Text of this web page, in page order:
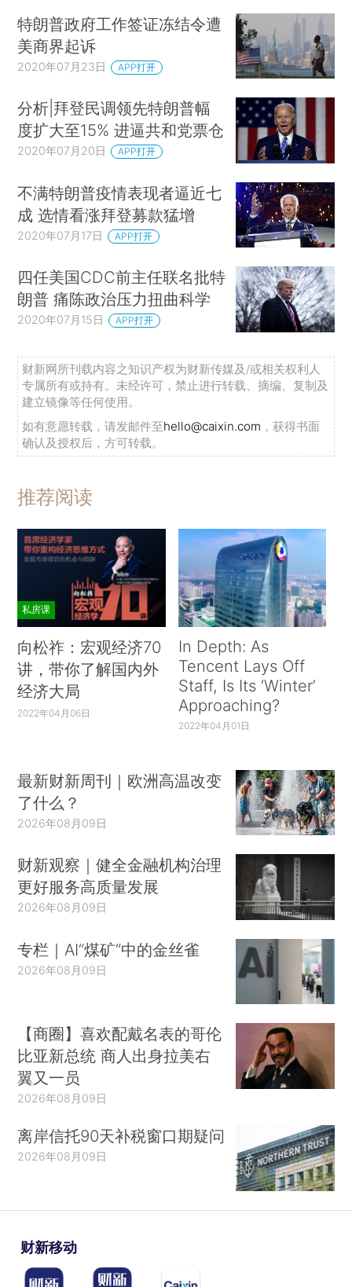
特朗普政府工作签证冻结令遭
美商界起诉
2020年07月23日 APP打开
分析|拜登民调领先特朗普幅
度扩大至15% 进逼共和党票仓
2020年07月20日 APP打开
不满特朗普疫情表现者逼近七
成 选情看涨拜登募款猛增
2020年07月17日 APP打开
四任美国CDC前主任联名批特
朗普 痛陈政治压力扭曲科学
2020年07月15日 APP打开
财新网所刊载内容之知识产权为财新传媒及/或相关权利人
专属所有或持有。未经许可，禁止进行转载、摘编、复制及
建立镜像等任何使用。
如有意愿转载，请发邮件至hello@caixin.com ，获得书面
确认及授权后，方可转载。
推荐阅读
私房课
向松祚：宏观经济70
讲，带你了解国内外
经济大局
2022年04月06日
In Depth: As
Tencent Lays Off
Staff, Is Its ‘Winter’
Approaching?
2022年04月01日
最新财新周刊｜欧洲高温改变
了什么？
2026年08月09日
财新观察｜健全金融机构治理
更好服务高质量发展
2026年08月09日
专栏｜AI“煤矿”中的金丝雀
2026年08月09日
【商圈】喜欢配戴名表的哥伦
比亚新总统 商人出身拉美右
翼又一员
2026年08月09日
离岸信托90天补税窗口期疑问
2026年08月09日
财新移动